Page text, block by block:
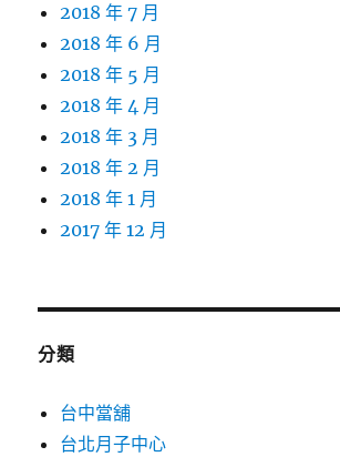
2018 年 7 月
2018 年 6 月
2018 年 5 月
2018 年 4 月
2018 年 3 月
2018 年 2 月
2018 年 1 月
2017 年 12 月
分類
台中當舖
台北月子中心